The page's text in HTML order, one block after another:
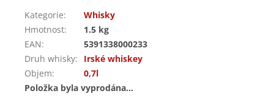
Kategorie:
Whisky
Hmotnost:
1.5 kg
EAN:
5391338000233
Druh whisky:
Irské whiskey
Objem:
0,7l
Položka byla vyprodána…